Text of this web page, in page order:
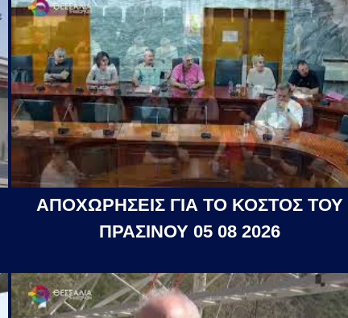
ΑΠΟΧΩΡΗΣΕΙΣ ΓΙΑ ΤΟ ΚΟΣΤΟΣ ΤΟΥ
ΠΡΑΣΙΝΟΥ 05 08 2026